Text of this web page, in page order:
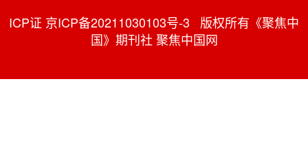
ICP证 京ICP备20211030103号-3 版权所有《聚焦中
国》期刊社 聚焦中国网